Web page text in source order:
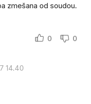
zmešana od soudou.
0 0
14.40